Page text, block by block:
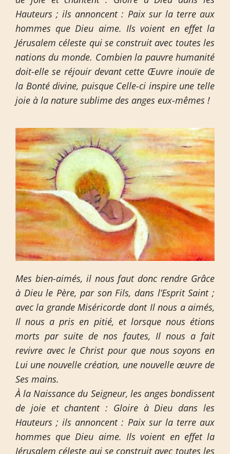
Hauteurs ; ils annoncent : Paix sur la terre aux
hommes que Dieu aime. Ils voient en effet la
Jérusalem céleste qui se construit avec toutes les
nations du monde. Combien la pauvre humanité
doit-elle se réjouir devant cette Œuvre inouïe de
la Bonté divine, puisque Celle-ci inspire une telle
joie à la nature sublime des anges eux-mêmes !
Mes bien-aimés, il nous faut donc rendre Grâce
à Dieu le Père, par son Fils, dans l’Esprit Saint ;
avec la grande Miséricorde dont Il nous a aimés,
Il nous a pris en pitié, et lorsque nous étions
morts par suite de nos fautes, Il nous a fait
revivre avec le Christ pour que nous soyons en
Lui une nouvelle création, une nouvelle œuvre de
Ses mains.
À la Naissance du Seigneur, les anges bondissent
de joie et chantent : Gloire à Dieu dans les
Hauteurs ; ils annoncent : Paix sur la terre aux
hommes que Dieu aime. Ils voient en effet la
Jérusalem céleste qui se construit avec toutes les